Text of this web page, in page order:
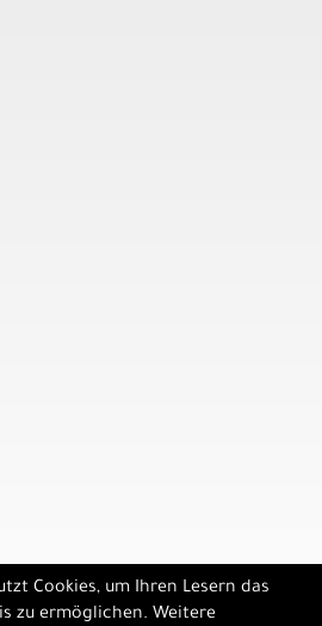
Cookies, um Ihren Lesern das
zu ermöglichen. Weitere